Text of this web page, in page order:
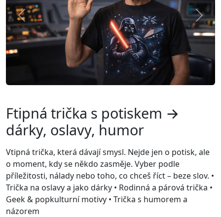
Previous Next
Ftipná trička s potiskem →
dárky, oslavy, humor
Vtipná trička, která dávají smysl. Nejde jen o potisk, ale
o moment, kdy se někdo zasměje. Vyber podle
příležitosti, nálady nebo toho, co chceš říct – beze slov. •
Trička na oslavy a jako dárky • Rodinná a párová trička •
Geek & popkulturní motivy • Trička s humorem a
názorem